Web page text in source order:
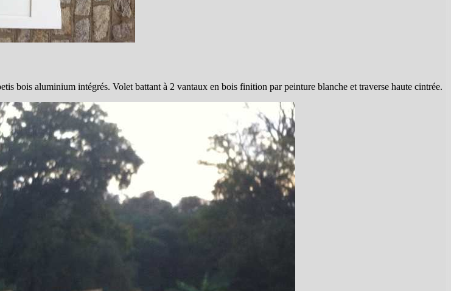
bois aluminium intégrés. Volet battant à 2 vantaux en bois finition par peinture blanche et traverse haute cintrée.